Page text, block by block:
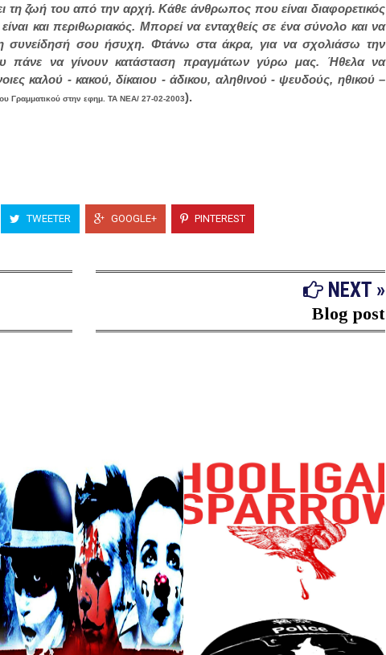
τη ζωή του από την αρχή. Κάθε άνθρωπος που είναι διαφορετικός
και περιθωριακός. Μπορεί να ενταχθείς σε ένα σύνολο και να
τη συνείδησή σου ήσυχη. Φτάνω στα άκρα, για να σχολιάσω την
πάνε να γίνουν κατάσταση πραγμάτων γύρω μας. Ήθελα να
καλού - κακού, δίκαιου - άδικου, αληθινού - ψευδούς, ηθικού –
Γραμματικού στην εφημ. ΤΑ ΝΕΑ/ 27-02-2003).
TWEETER GOOGLE+ PINTEREST
NEXT »
Blog post